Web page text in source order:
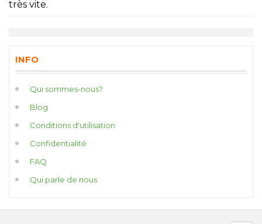
très vite.
INFO
Qui sommes-nous?
Blog
Conditions d'utilisation
Confidentialité
FAQ
Qui parle de nous